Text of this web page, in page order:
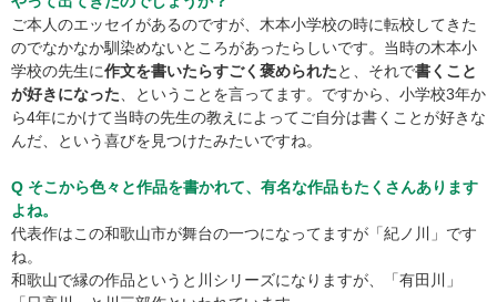
ご本人のエッセイがあるのですが、木本小学校の時に転校してきた
のでなかなか馴染めないところがあったらしいです。当時の木本小
学校の先生に作文を書いたらすごく褒められたと、それで書くこと
が好きになった、ということを言ってます。ですから、小学校3年か
ら4年にかけて当時の先生の教えによってご自分は書くことが好きな
んだ、という喜びを見つけたみたいですね。
Q そこから色々と作品を書かれて、有名な作品もたくさんあります
よね。
代表作はこの和歌山市が舞台の一つになってますが「紀ノ川」です
ね。
和歌山で縁の作品というと川シリーズになりますが、「有田川」